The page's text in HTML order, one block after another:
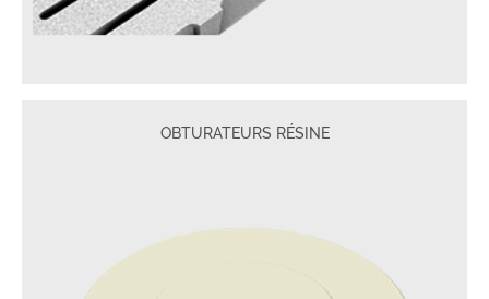
OBTURATEURS RÉSINE